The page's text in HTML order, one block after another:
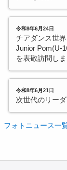
令和8年6月24日
チアダンス世
Junior Pom(U-
を表敬訪問し
令和8年6月21日
次世代のリー
フォトニュース一